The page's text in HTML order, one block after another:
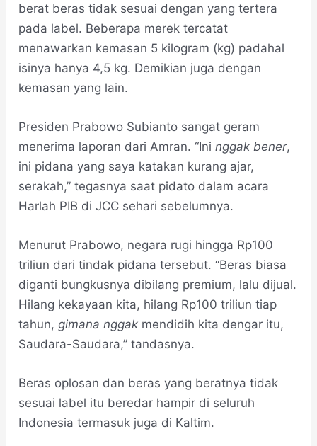
berat beras tidak sesuai dengan yang tertera
pada label. Beberapa merek tercatat
menawarkan kemasan 5 kilogram (kg) padahal
isinya hanya 4,5 kg. Demikian juga dengan
kemasan yang lain.
Presiden Prabowo Subianto sangat geram
menerima laporan dari Amran. “Ininggak bener,
ini pidana yang saya katakan kurang ajar,
serakah,” tegasnya saat pidato dalam acara
Harlah PIB di JCC sehari sebelumnya.
Menurut Prabowo, negara rugi hingga Rp100
triliun dari tindak pidana tersebut. “Beras biasa
diganti bungkusnya dibilang premium, lalu dijual.
Hilang kekayaan kita, hilang Rp100 triliun tiap
tahun, gimana nggak mendidih kita dengar itu,
Saudara-Saudara,” tandasnya.
Beras oplosan dan beras yang beratnya tidak
sesuai label itu beredar hampir di seluruh
Indonesia termasuk juga di Kaltim.